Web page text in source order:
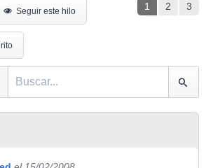
1 2 3
Seguir este hilo